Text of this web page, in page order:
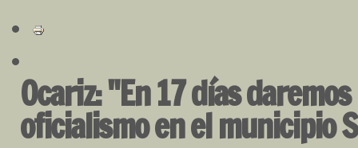
Ocariz: "En 17 días
oficialismo en el municipio